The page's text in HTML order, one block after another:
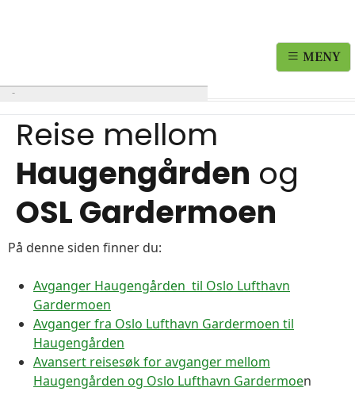
MENY
Reise mellom
Haugengården og
OSL Gardermoen
På denne siden finner du:
Avganger Haugengården til Oslo Lufthavn
Gardermoen
Avganger fra Oslo Lufthavn Gardermoen til
Haugengården
Avansert reisesøk for avganger mellom
Haugengården og Oslo Lufthavn Gardermoen